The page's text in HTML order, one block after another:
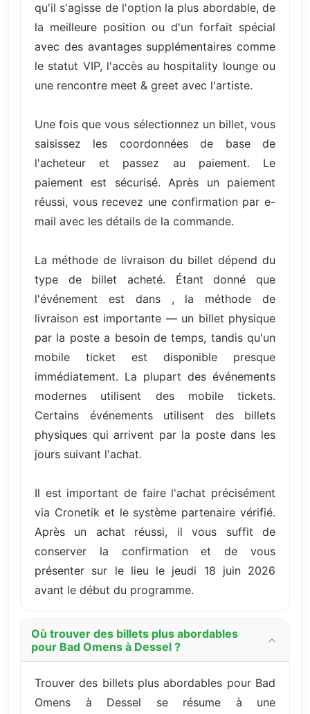
qu'il s'agisse de l'option la plus abordable, de
la meilleure position ou d'un forfait spécial
avec des avantages supplémentaires comme
le statut VIP, l'accès au hospitality lounge ou
une rencontre meet & greet avec l'artiste.
Une fois que vous sélectionnez un billet, vous
saisissez les coordonnées de base de
l'acheteur et passez au paiement. Le
paiement est sécurisé. Après un paiement
réussi, vous recevez une confirmation par e-
mail avec les détails de la commande.
La méthode de livraison du billet dépend du
type de billet acheté. Étant donné que
l'événement est dans , la méthode de
livraison est importante — un billet physique
par la poste a besoin de temps, tandis qu'un
mobile ticket est disponible presque
immédiatement. La plupart des événements
modernes utilisent des mobile tickets.
Certains événements utilisent des billets
physiques qui arrivent par la poste dans les
jours suivant l'achat.
Il est important de faire l'achat précisément
via Cronetik et le système partenaire vérifié.
Après un achat réussi, il vous suffit de
conserver la confirmation et de vous
présenter sur le lieu le jeudi 18 juin 2026
avant le début du programme.
Où trouver des billets plus abordables
pour Bad Omens à Dessel ?
Trouver des billets plus abordables pour Bad
Omens à Dessel se résume à une